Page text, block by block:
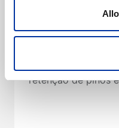
desgaste, longa
de construção
de esteiras
retenção de pinos